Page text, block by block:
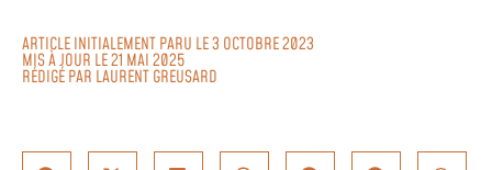
ARTICLE INITIALEMENT PARU LE 3 OCTOBRE 2023
MIS À JOUR LE 21 MAI 2025
RÉDIGÉ PAR LAURENT GREUSARD